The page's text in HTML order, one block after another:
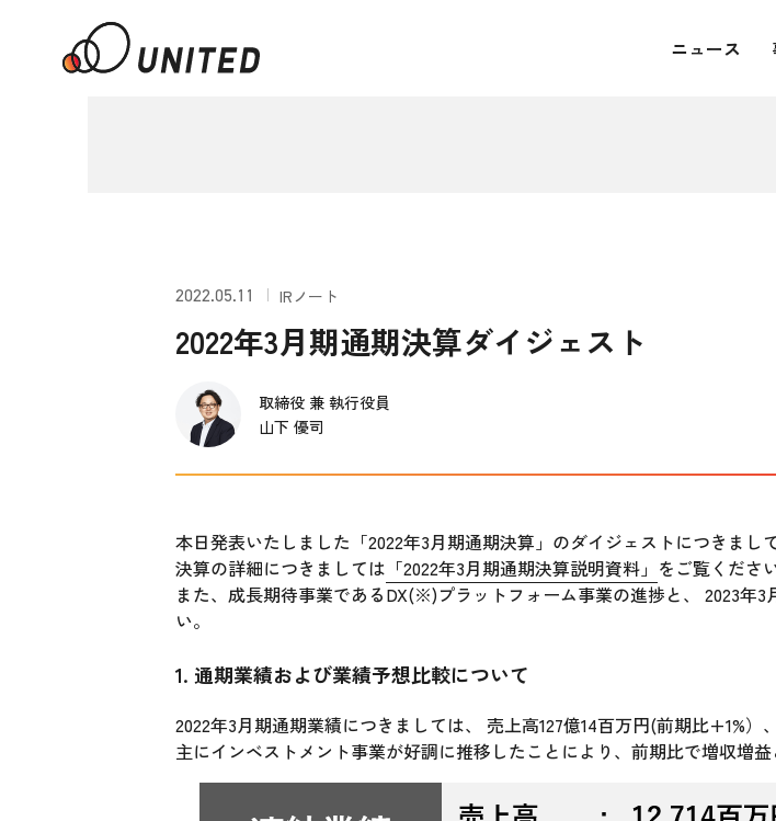
ニュース
2022.05.11 IRノート
2022年3月期通期決算ダイジェスト
取締役 兼 執行役員
山下 優司
本日発表いたしました「2022年3月期通期決算」のダイジェストにつきまし
決算の詳細につきましては 「2022年3月期通期決算説明資料」 をご覧ください
また、成長期待事業であるDX(※)プラットフォーム事業の進捗と、 2023年3
い。
1. 通期業績および業績予想比較について
2022年3月期通期業績につきましては、 売上高127億14百万円(前期比+1%
主にインベストメント事業が好調に推移したことにより、前期比で増収増益